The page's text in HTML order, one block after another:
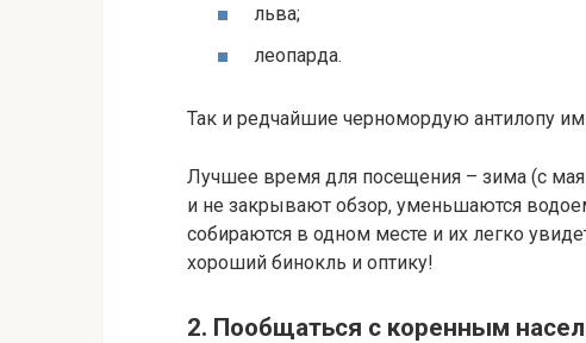
льва;
леопарда.
Так и редчайшие черномордую антилопу
Лучшее время для посещения – зима (с
и не закрывают обзор, уменьшаются
собираются в одном месте и их легко
хороший бинокль и оптику!
2. Пообщаться с коренным